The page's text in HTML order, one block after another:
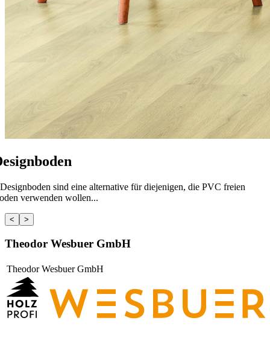
sind eine alternative für diejenigen, die PVC freien
verwenden wollen...
< >
Theodor Wesbuer GmbH
Theodor Wesbuer GmbH